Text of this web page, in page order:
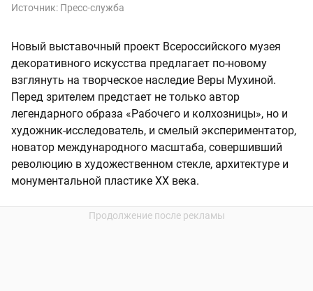
Источник: Пресс-служба
Новый выставочный проект Всероссийского музея
декоративного искусства предлагает по-новому
взглянуть на творческое наследие Веры Мухиной.
Перед зрителем предстает не только автор
легендарного образа «Рабочего и колхозницы», но и
художник-исследователь, и смелый экспериментатор,
новатор международного масштаба, совершивший
революцию в художественном стекле, архитектуре и
монументальной пластике XX века.